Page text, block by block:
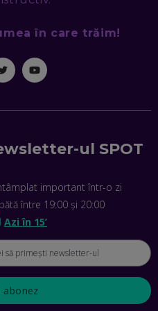
SCHIMBĂM MODUL ÎN CARE APLICI
DE PE PIAȚĂ! CUM POATE
RAPIDE, DIN ROMÂNIA PÂNĂ ÎN
CU MANȚOGĂRII! DACĂ NU NE
EUROPENE, VOM AVEA
în care trăim!
ul SPOT
important într-o zi
între 19:00 și 20:00
Azi în 15’
abonez